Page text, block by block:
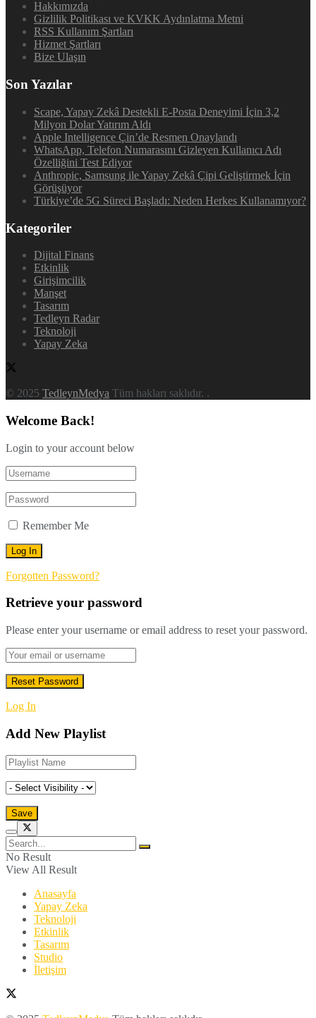
Hakkımızda
Gizlilik Politikası ve KVKK Aydınlatma Metni
RSS Kullanım Şartları
Hizmet Şartları
Bize Ulaşın
Son Yazılar
Scape, Yapay Zekâ Destekli E-Posta Deneyimi İçin 3,2
Milyon Dolar Yatırım Aldı
Apple Intelligence Çin’de Resmen Onaylandı
WhatsApp, Telefon Numarasını Gizleyen Kullanıcı Adı
Özelliğini Test Ediyor
Anthropic, Samsung ile Yapay Zekâ Çipi Geliştirmek İçin
Görüşüyor
Türkiye’de 5G Süreci Başladı: Neden Herkes Kullanamıyor?
Kategoriler
Dijital Finans
Etkinlik
Girişimcilik
Manşet
Tasarım
Tedleyn Radar
Teknoloji
Yapay Zeka
© 2025 TedleynMedya Tüm hakları saklıdır. .
Welcome Back!
Login to your account below
Remember Me
Forgotten Password?
Retrieve your password
Please enter your username or email address to reset your password.
Log In
Add New Playlist
No Result
View All Result
Anasayfa
Yapay Zeka
Teknoloji
Etkinlik
Tasarım
Studio
İletişim